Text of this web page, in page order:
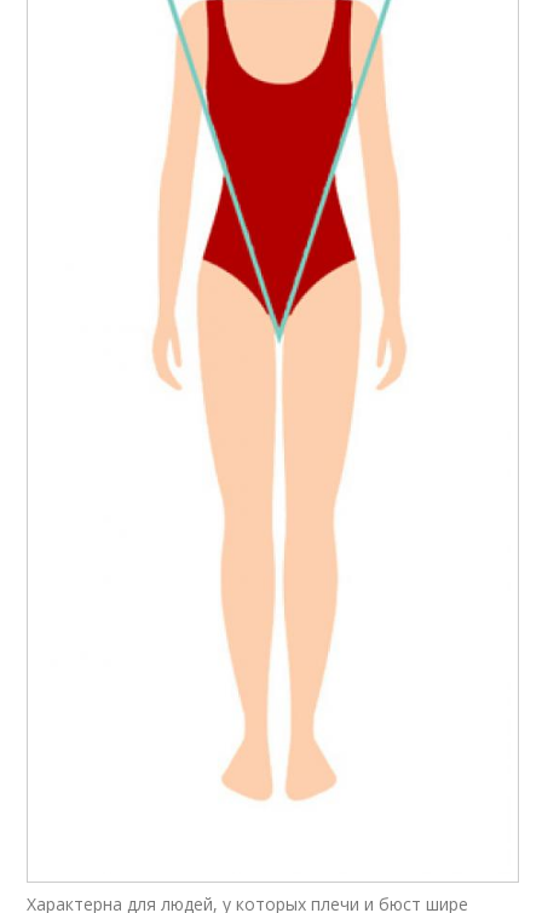
Характерна для людей, у которых плечи и бюст шире